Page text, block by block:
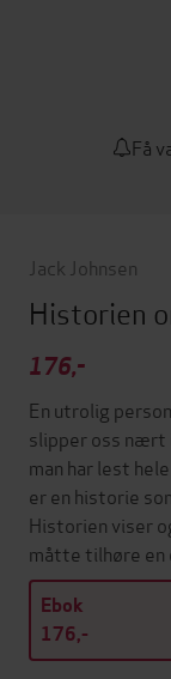
Få
Jack Johnsen
Historien
176,-
En utrolig
slipper oss nært
man har lest
er en historie
Historien viser
måtte tilhøre en
Ebok
176,-